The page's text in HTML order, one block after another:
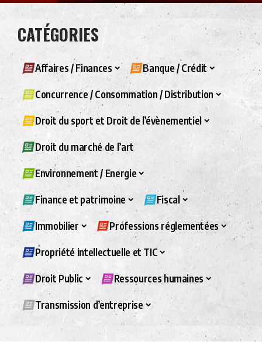
CATÉGORIES
Affaires / Finances Banque / Crédit
Concurrence / Consommation / Distribution
Droit du sport et Droit de l’évènementiel
Droit du marché de l’art
Environnement / Energie
Finance et patrimoine Fiscal
Immobilier Professions réglementées
Propriété intellectuelle et TIC
Droit Public Ressources humaines
Transmission d’entreprise